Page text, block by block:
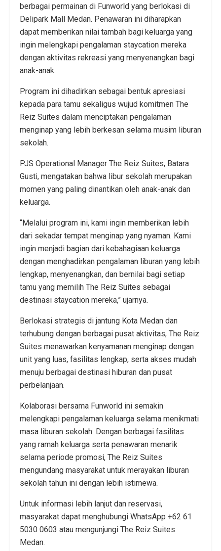
berbagai permainan di Funworld yang berlokasi di
Delipark Mall Medan. Penawaran ini diharapkan
dapat memberikan nilai tambah bagi keluarga yang
ingin melengkapi pengalaman staycation mereka
dengan aktivitas rekreasi yang menyenangkan bagi
anak-anak.
Program ini dihadirkan sebagai bentuk apresiasi
kepada para tamu sekaligus wujud komitmen The
Reiz Suites dalam menciptakan pengalaman
menginap yang lebih berkesan selama musim liburan
sekolah.
PJS Operational Manager The Reiz Suites, Batara
Gusti, mengatakan bahwa libur sekolah merupakan
momen yang paling dinantikan oleh anak-anak dan
keluarga.
“Melalui program ini, kami ingin memberikan lebih
dari sekadar tempat menginap yang nyaman. Kami
ingin menjadi bagian dari kebahagiaan keluarga
dengan menghadirkan pengalaman liburan yang lebih
lengkap, menyenangkan, dan bernilai bagi setiap
tamu yang memilih The Reiz Suites sebagai
destinasi staycation mereka,” ujarnya.
Berlokasi strategis di jantung Kota Medan dan
terhubung dengan berbagai pusat aktivitas, The Reiz
Suites menawarkan kenyamanan menginap dengan
unit yang luas, fasilitas lengkap, serta akses mudah
menuju berbagai destinasi hiburan dan pusat
perbelanjaan.
Kolaborasi bersama Funworld ini semakin
melengkapi pengalaman keluarga selama menikmati
masa liburan sekolah. Dengan berbagai fasilitas
yang ramah keluarga serta penawaran menarik
selama periode promosi, The Reiz Suites
mengundang masyarakat untuk merayakan liburan
sekolah tahun ini dengan lebih istimewa.
Untuk informasi lebih lanjut dan reservasi,
masyarakat dapat menghubungi WhatsApp +62 61
5030 0603 atau mengunjungi The Reiz Suites
Medan.